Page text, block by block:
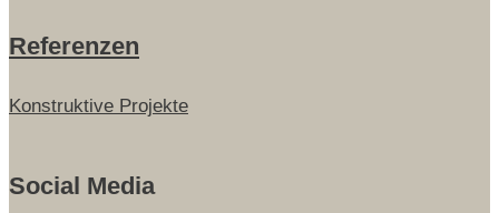
Referenzen
Konstruktive Projekte
Social Media